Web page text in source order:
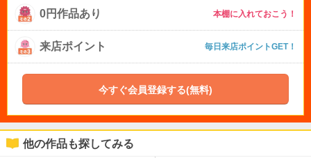
0円作品あり 本棚に入れておこう！
来店ポイント 毎日来店ポイントGET！
今すぐ会員登録する(無料)
他の作品も探してみる